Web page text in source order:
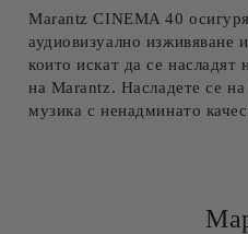
Marantz CINEMA 40
аудиовизуално изживяване
които искат да се насладят
на Marantz. Насладете се
музика с ненадминато